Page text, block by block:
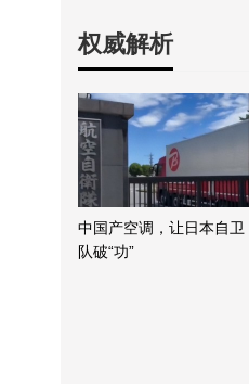
权威解析
中国产空调，让日本自卫
队破“功”